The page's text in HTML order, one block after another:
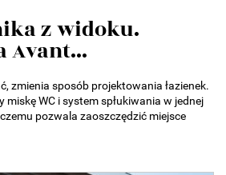
z widoku.
Avant...
zmienia sposób projektowania łazienek.
miskę WC i system spłukiwania w jednej
pozwala zaoszczędzić miejsce